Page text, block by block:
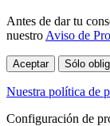
Antes de dar tu
nuestro Aviso de
Aceptar Sólo
Nuestra política de
Configuración de